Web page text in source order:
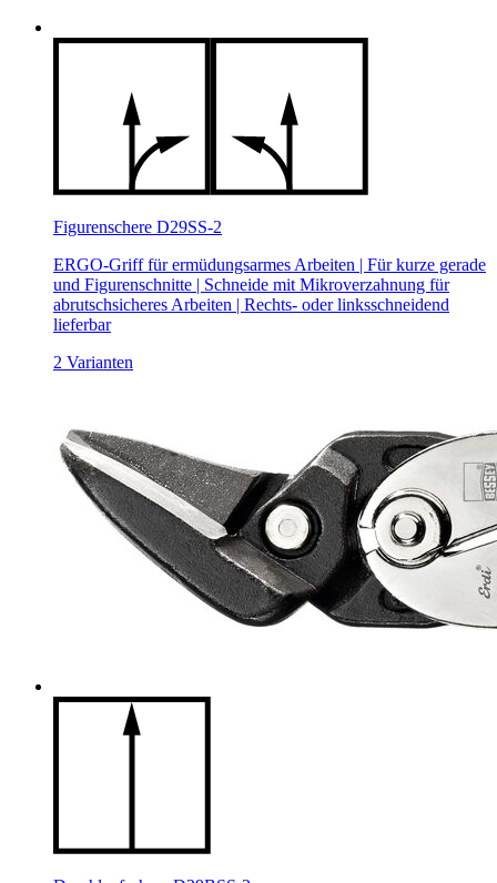
Figurenschere D29SS-2
ERGO‐Griff für ermüdungsarmes Arbeiten | Für kurze gerade
und Figurenschnitte | Schneide mit Mikroverzahnung für
abrutschsicheres Arbeiten | Rechts‐ oder linksschneidend
lieferbar
2 Varianten